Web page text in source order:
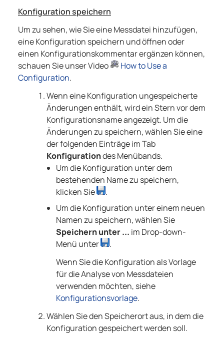
Konfiguration speichern
Um zu sehen, wie Sie eine Messdatei hinzufügen,
eine Konfiguration speichern und öffnen oder
einen Konfigurationskommentar ergänzen können,
schauen Sie unser Video
How to Use a
Configuration.
Wenn eine Konfiguration ungespeicherte
Änderungen enthält, wird ein Stern vor dem
Konfigurationsname angezeigt. Um die
Änderungen zu speichern, wählen Sie eine
der folgenden Einträge im Tab
Konfigurationdes Menübands.
Um die Konfiguration unter dem
bestehenden Name zu speichern,
klicken Sie
.
Um die Konfiguration unter einem neuen
Namen zu speichern, wählen Sie
Speichern unter ... im Drop-down-
Menü unter
.
Wenn Sie die Konfiguration als Vorlage
für die Analyse von Messdateien
verwenden möchten, siehe
Konfigurationsvorlage.
Wählen Sie den Speicherort aus, in dem die
Konfiguration gespeichert werden soll.